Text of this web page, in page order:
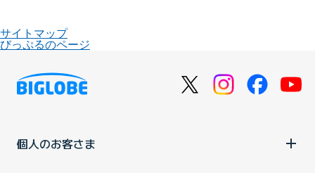
サイトマップ
びっぷるのページ
個人のお客さま